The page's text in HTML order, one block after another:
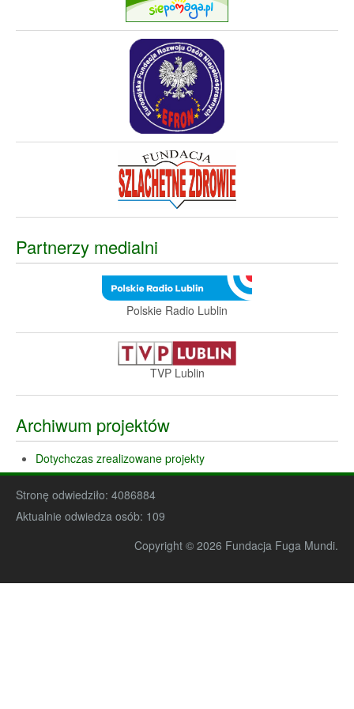
Partnerzy medialni
Polskie Radio Lublin
TVP Lublin
Archiwum projektów
Dotychczas zrealizowane projekty
Stronę odwiedziło: 4086884
Aktualnie odwiedza osób: 109
Copyright © 2026 Fundacja Fuga Mundi.